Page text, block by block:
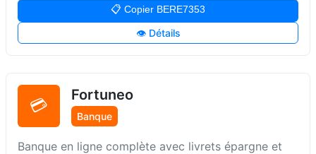
📋 Copier BERE7353
👁️ Détails
💳
Fortuneo
Banque
Banque en ligne complète avec livrets épargne et